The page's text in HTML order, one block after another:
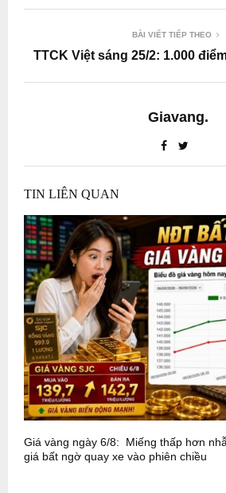
BÀI VIẾT TIẾP THEO
TTCK Việt sáng 25/2: 1.000
Giavang.
TIN LIÊN QUAN
Giá vàng ngày 6/8: Miếng thấp hơn
giá bất ngờ quay xe vào phiên chiều